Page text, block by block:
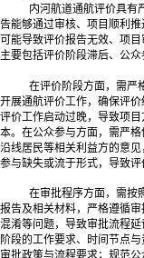
内河航道通航评价具有
告能够通过审核、项目顺利
可能导致评价报告无效、项
主要包括评价阶段滞后、公众
在评价阶段方面，需严
开展通航评价工作，确保评
评价工作启动过晚，导致项
本。在公众参与方面，需严
沿线居民等相关利益方的意
参与缺失或流于形式，导致评
在审批程序方面，需按
报告及相关材料，严格遵循
混淆等问题，导致审批流程
阶段的工作要求、时间节点
审批政策与流程要求；规范